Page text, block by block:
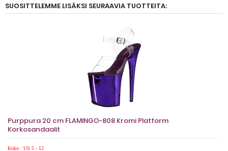
SUOSITTELEMME LISÄKSI SEURAAVIA TUOTTEITA:
Purppura 20 cm FLAMINGO-808 Kromi Platform
Korkosandaalit
Koko : US 5 - 12